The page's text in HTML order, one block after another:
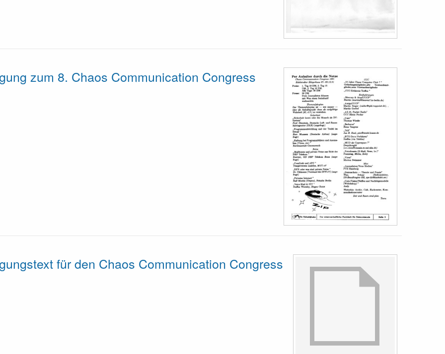
zum 8. Chaos Communication Congress
für den Chaos Communication Congress